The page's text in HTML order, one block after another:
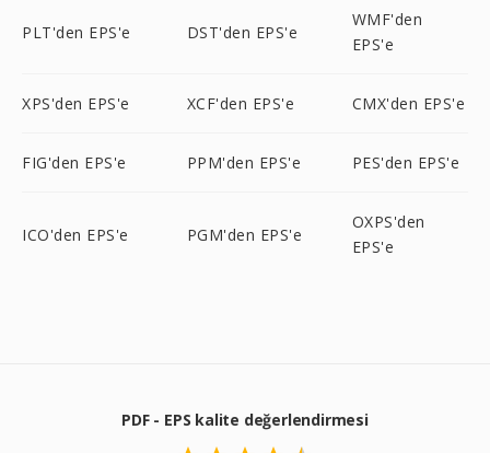
PLT'den EPS'e DST'den EPS'e
WMF'den
EPS'e
XPS'den EPS'e XCF'den EPS'e CMX'den EPS'e
FIG'den EPS'e PPM'den EPS'e PES'den EPS'e
ICO'den EPS'e PGM'den EPS'e
OXPS'den
EPS'e
PDF - EPS kalite değerlendirmesi